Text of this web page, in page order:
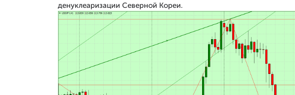
денуклеаризации Северной Кореи.